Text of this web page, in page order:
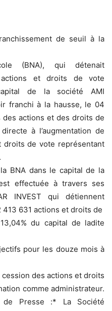
de seuil à la
(BNA), qui détenait
et droits de vote
de la société AMI
franchi à la hausse, le 04
des actions et des droits de
à l’augmentation de
de vote représentant
BNA dans le capital de la
effectuée à travers ses
INVEST qui détiennent
631 actions et droits de
du capital de ladite
pour les douze mois à
des actions et droits
comme administrateur.
de Presse :* La Société